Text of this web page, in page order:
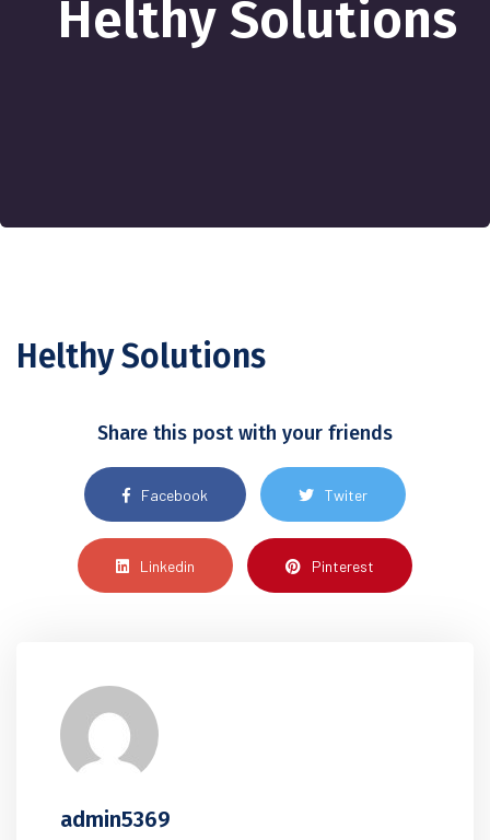
Helthy Solutions
Helthy Solutions
Share this post with your friends
Facebook Twiter
Linkedin Pinterest
admin5369